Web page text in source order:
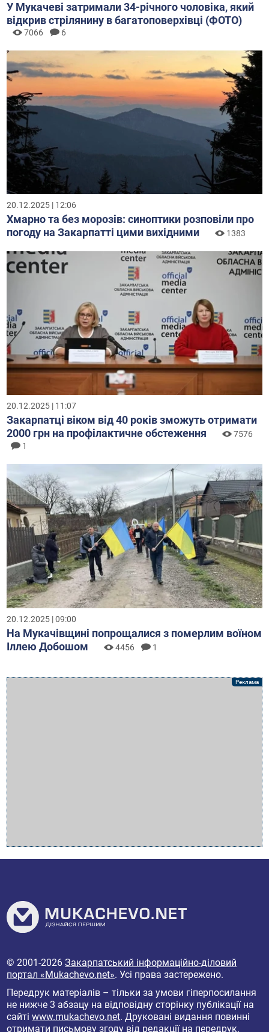
У Мукачеві затримали 34-річного чоловіка, який
відкрив стрілянину в багатоповерхівці (ФОТО)
7066 6
20.12.2025 | 12:06
Хмарно та без морозів: синоптики розповіли про
погоду на Закарпатті цими вихідними
1383
20.12.2025 | 11:07
Закарпатці віком від 40 років зможуть отримати
2000 грн на профілактичне обстеження
7576
1
20.12.2025 | 09:00
На Мукачівщині попрощалися з померлим воїном
Іллею Добошом
4456 1
© 2001-2026Закарпатський інформаційно-діловий
портал «Mukachevo.net». Усі права застережено.
Передрук матеріалів – тільки за умови гіперпосилання
не нижче 3 абзацу на відповідну сторінку публікації на
сайтіwww.mukachevo.net. Друковані видання повинні
отримати письмову згоду від редакції на передрук.